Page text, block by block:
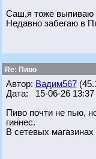
Саш,я тоже выпиваю
Недавно забегаю в
Re: Пиво
Автор: Вадим567
Дата: 15-06-26 13:37
Пиво почти не пью,
гиннес.
В сетевых